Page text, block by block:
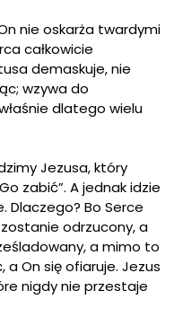
nie oskarża twardymi
całkowicie
demaskuje, nie
wzywa do
dlatego wielu
Jezusa, który
zabić”. A jednak idzie
Dlaczego? Bo Serce
odrzucony, a
a mimo to
a On się ofiaruje. Jezus
nigdy nie przestaje